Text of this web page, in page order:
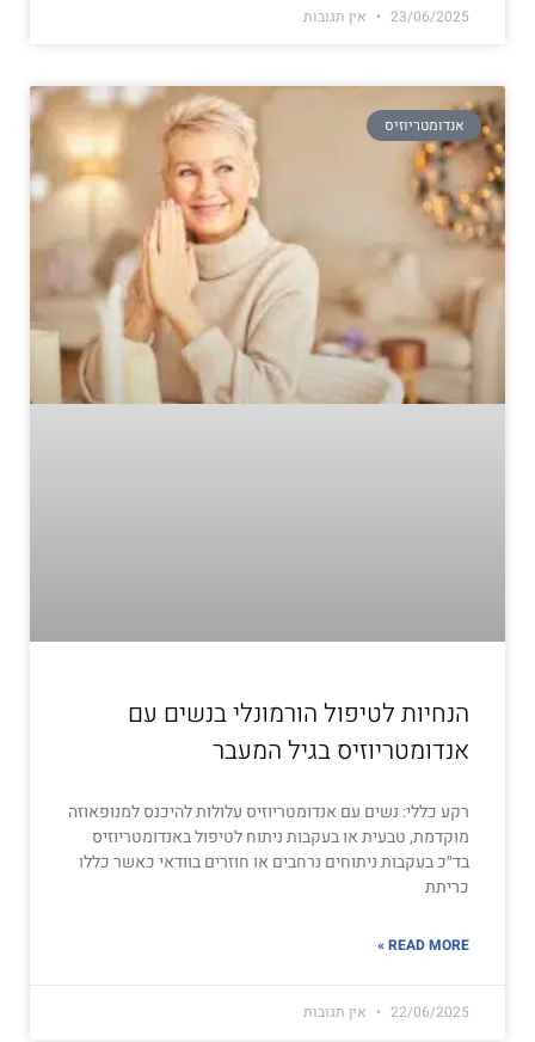
23/06/2025 אין תגובות
אנדומטריוזיס
הנחיות לטיפול הורמונלי בנשים עם
אנדומטריוזיס בגיל המעבר
רקע כללי: נשים עם אנדומטריוזיס עלולות להיכנס למנופאוזה
מוקדמת, טבעית או בעקבות ניתוח לטיפול באנדומטריוזיס
בד״כ בעקבות ניתוחים נרחבים או חוזרים בוודאי כאשר כללו
כריתת
READ MORE »
22/06/2025 אין תגובות